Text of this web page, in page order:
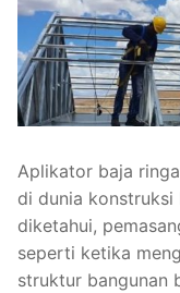
Aplikator baja
di dunia konstruksi
diketahui,
seperti ketika
struktur bangunan